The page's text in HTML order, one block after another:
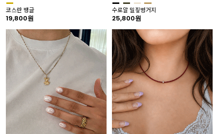
코스란 뱅글
19,800원
수로알 밀짚벙거지
25,800원